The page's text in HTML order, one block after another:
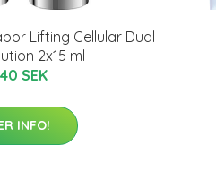
Lifting Cellular Dual
2x15 ml
SEK
INFO!